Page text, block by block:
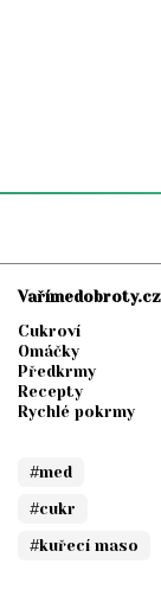
Vařímedobroty.cz
Cukroví
Omáčky
Předkrmy
Recepty
Rychlé pokrmy
#med
#cukr
#kuřecí maso